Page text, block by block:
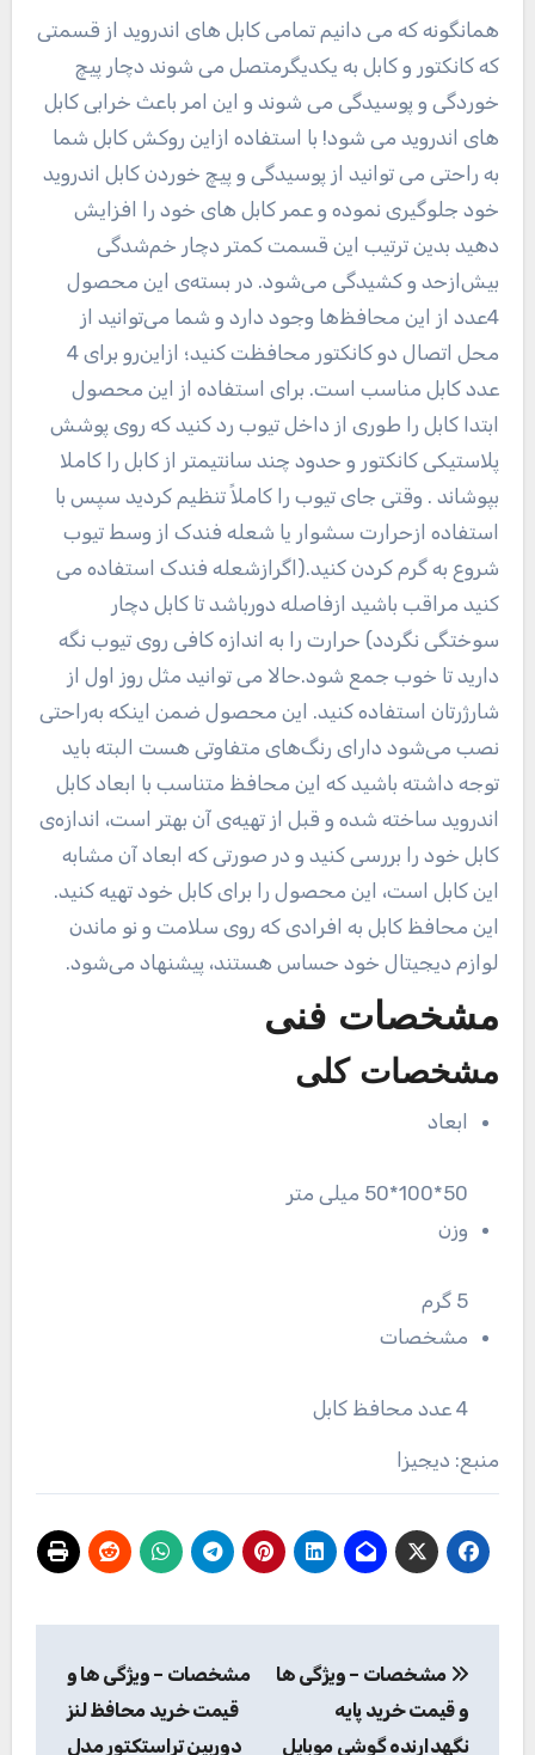
همانگونه که می دانیم تمامی کابل های اندروید از قسمتی
که کانکتور و کابل به یکدیگرمتصل می شوند دچار پیچ
خوردگی و پوسیدگی می شوند و این امر باعث خرابی کابل
های اندروید می شود! با استفاده ازاین روکش کابل شما
به راحتی می توانید از پوسیدگی و پیچ خوردن کابل اندروید
خود جلوگیری نموده و عمر کابل های خود را افزایش
دهید بدین ترتیب این قسمت کمتر دچار خم‌شدگی
بیش‌از‌حد و کشیدگی می‌شود. در بسته‌ی این محصول
4عدد از این محافظ‌ها وجود دارد و شما می‌توانید از
محل اتصال دو کانکتور محافظت کنید؛ ازاین‌رو برای 4
عدد کابل مناسب است. برای استفاده از این محصول
ابتدا کابل را طوری از داخل تیوب رد کنید که روی پوشش
پلاستیکی کانکتور و حدود چند سانتیمتر از کابل را کاملا
بپوشاند . وقتی جای تیوب را کاملاً تنظیم کردید سپس با
استفاده ازحرارت سشوار یا شعله فندک از وسط تیوب
شروع به گرم کردن کنید.(اگرازشعله فندک استفاده می
کنید مراقب باشید ازفاصله دورباشد تا کابل دچار
سوختگی نگردد) حرارت را به اندازه کافی روی تیوب نگه
دارید تا خوب جمع شود.حالا می توانید مثل روز اول از
شارژرتان استفاده کنید. این محصول ضمن اینکه به‌راحتی
نصب می‌شود دارای رنگ‌های متفاوتی هست البته باید
توجه داشته باشید که این محافظ متناسب با ابعاد کابل
اندروید ساخته شده و قبل از تهیه‌ی آن بهتر است، اندازه‌ی
کابل خود را بررسی کنید و در صورتی که ابعاد آن مشابه
این کابل است، این محصول را برای کابل خود تهیه کنید.
این محافظ کابل به افرادی که روی سلامت و نو ماندن
لوازم دیجیتال خود حساس هستند، پیشنهاد می‌شود.
مشخصات فنی
مشخصات کلی
ابعاد
50*100*50 میلی متر
وزن
5 گرم
مشخصات
4 عدد محافظ کابل
منبع: دیجیزا
نوشته
مشخصات – ویژگی ها
و قیمت خرید پایه
نگهدارنده گوشی موبایل
مشخصات – ویژگی ها و
قیمت خرید محافظ لنز
دوربین تراستکتور مدل